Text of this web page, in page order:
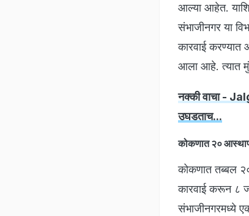
आल्या आहेत.
संभाजीनगर या
कारवाई करण्यात
आला आहे. त्यात
नक्की वाचा -
उघडताच...
कोकणात २०
कोकणात तब्बल
कारवाई करून ८
संभाजीनगरमध्ये